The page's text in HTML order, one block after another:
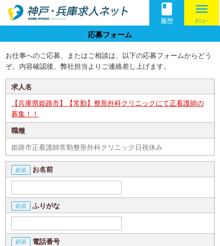
book
履歴
menu
ﾒﾆｭｰ
応募フォーム
お仕事へのご応募、またはご相談は、以下の応募フォームからどう
ぞ。内容確認後、弊社担当よりご連絡差し上げます。
求人名
【兵庫県姫路市】【常勤】整形外科クリニックにて正看護師の
募集！！
職種
姫路市正看護師常勤整形外科クリニック日祝休み
お名前
ふりがな
電話番号